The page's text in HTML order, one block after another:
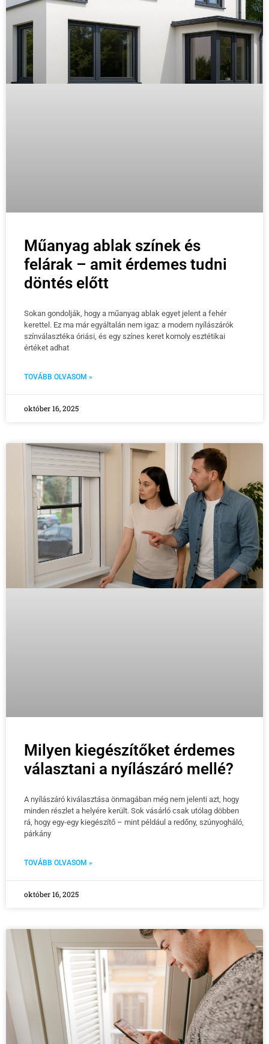
Műanyag ablak színek és
felárak – amit érdemes tudni
döntés előtt
Sokan gondolják, hogy a műanyag ablak egyet jelent a fehér
kerettel. Ez ma már egyáltalán nem igaz: a modern nyílászárók
színválasztéka óriási, és egy színes keret komoly esztétikai
értéket adhat
TOVÁBB OLVASOM »
október 16, 2025
Milyen kiegészítőket érdemes
választani a nyílászáró mellé?
A nyílászáró kiválasztása önmagában még nem jelenti azt, hogy
minden részlet a helyére került. Sok vásárló csak utólag döbben
rá, hogy egy-egy kiegészítő – mint például a redőny, szúnyogháló,
párkány
TOVÁBB OLVASOM »
október 16, 2025